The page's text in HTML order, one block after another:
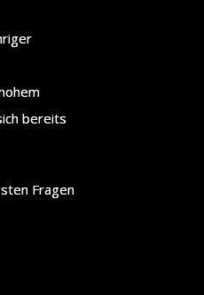
bereits
Fragen